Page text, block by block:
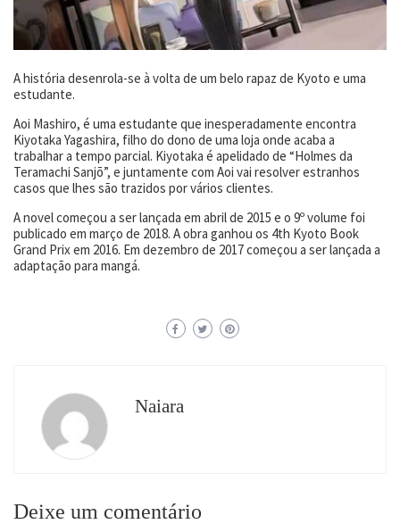
A história desenrola-se à volta de um belo rapaz de Kyoto e uma
estudante.
Aoi Mashiro, é uma estudante que inesperadamente encontra
Kiyotaka Yagashira, filho do dono de uma loja onde acaba a
trabalhar a tempo parcial. Kiyotaka é apelidado de “Holmes da
Teramachi Sanjō”, e juntamente com Aoi vai resolver estranhos
casos que lhes são trazidos por vários clientes.
A novel começou a ser lançada em abril de 2015 e o 9º volume foi
publicado em março de 2018. A obra ganhou os 4th Kyoto Book
Grand Prix em 2016. Em dezembro de 2017 começou a ser lançada a
adaptação para mangá.
Naiara
Deixe um comentário